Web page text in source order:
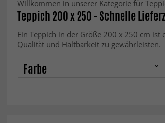
Willkommen in unserer Kategorie für
Teppich 200 x 250 - Schnelle
Ein Teppich in der Größe 200 x 250 cm
Qualität und Haltbarkeit zu gewährleisten.
Farbe